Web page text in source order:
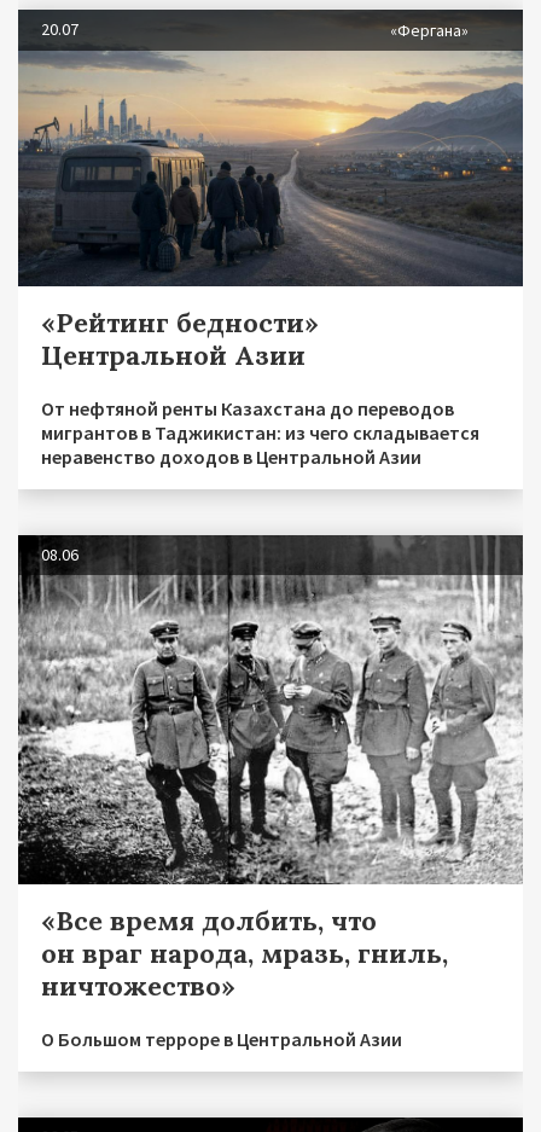
20.07 «Фергана»
«Рейтинг бедности»
Центральной Азии
От нефтяной ренты Казахстана до переводов
мигрантов в Таджикистан: из чего складывается
неравенство доходов в Центральной Азии
08.06
«Все время долбить, что
он враг народа, мразь, гниль,
ничтожество»
О Большом терроре в Центральной Азии